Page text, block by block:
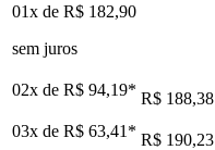
01x de R$ 182,90
sem juros
02x de R$ 94,19* R$ 188,38
03x de R$ 63,41 * R$ 190,23